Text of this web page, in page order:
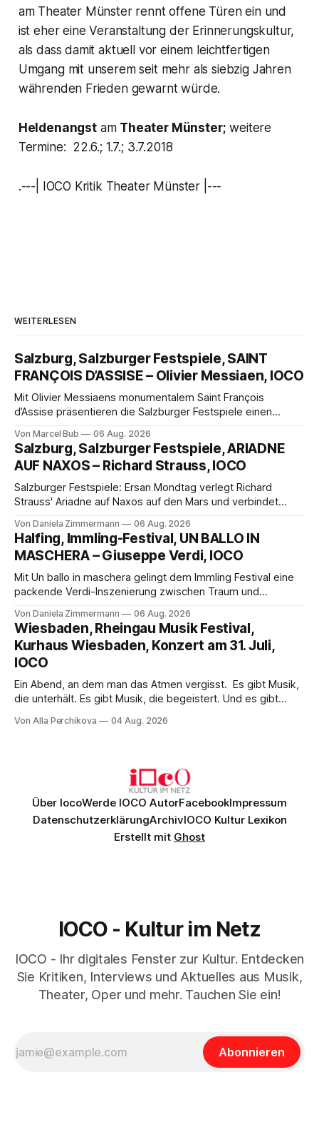
am Theater Münster rennt offene Türen ein und
ist eher eine Veranstaltung der Erinnerungskultur,
als dass damit aktuell vor einem leichtfertigen
Umgang mit unserem seit mehr als siebzig Jahren
währenden Frieden gewarnt würde.
Heldenangstam Theater Münster; weitere
Termine: 22.6.; 1.7.; 3.7.2018
.---| IOCO Kritik Theater Münster |---
WEITERLESEN
Salzburg, Salzburger Festspiele, SAINT
FRANÇOIS D’ASSISE – Olivier Messiaen, IOCO
Mit Olivier Messiaens monumentalem Saint François
d’Assise präsentieren die Salzburger Festspiele einen
eine bildgewaltige Inszenierung, Maxime Pascal entfaltet
die komplexe Partitur eindrucksvoll, Philippe Sly berührt als
Franziskus.
Von Marcel Bub 06 Aug. 2026
Salzburg, Salzburger Festspiele, ARIADNE
AUF NAXOS – Richard Strauss, IOCO
Salzburger Festspiele: Ersan Mondtag verlegt Richard
Strauss' Ariadne auf Naxos auf den Mars und verbindet
Aufführung mit starken Solisten und den Wiener
Philharmonikern, szenisch bleibt der zweite Akt jedoch
hinter den Erwartungen zurück.
Von Daniela Zimmermann 06 Aug. 2026
Halfing, Immling-Festival, UN BALLO IN
MASCHERA – Giuseppe Verdi, IOCO
Mit Un ballo in maschera gelingt dem Immling Festival eine
packende Verdi-Inszenierung zwischen Traum und
psychologische Tiefe mit starken Bildern, getragen von
einem spielfreudigen Ensemble und einer musikalisch
überzeugenden Gesamtleistung.
Von Daniela Zimmermann 06 Aug. 2026
Wiesbaden, Rheingau Musik Festival,
Kurhaus Wiesbaden, Konzert am 31. Juli,
IOCO
Ein Abend, an dem man das Atmen vergisst. Es gibt Musik,
die unterhält. Es gibt Musik, die begeistert. Und es gibt
Genau so war der Abend im Kurhaus Wiesbaden, an dem
Von Alla Perchikova 04 Aug. 2026
Über IocoWerde IOCO AutorFacebookImpressum
DatenschutzerklärungArchivIOCO Kultur Lexikon
Erstellt mit Ghost
IOCO - Kultur im Netz
IOCO - Ihr digitales Fenster zur Kultur. Entdecken
Sie Kritiken, Interviews und Aktuelles aus Musik,
Theater, Oper und mehr. Tauchen Sie ein!
Abonnieren